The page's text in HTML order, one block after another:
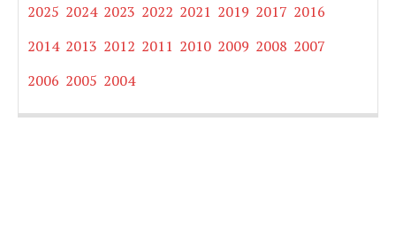
2025 2024 2023 2022 2021 2019 2017 2016
2014 2013 2012 2011 2010 2009 2008 2007
2006 2005 2004